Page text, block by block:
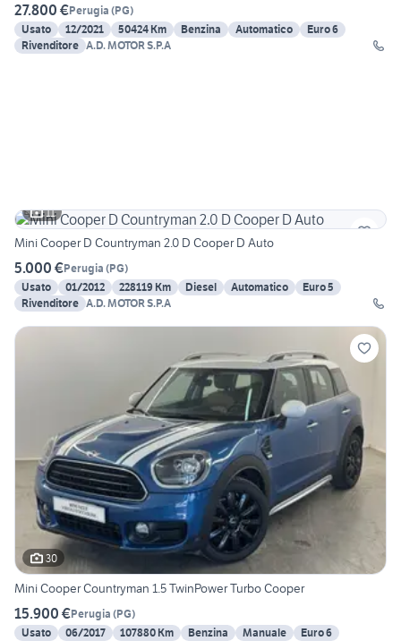
27.800 €Perugia (PG)
Usato
12/2021 50424 Km Benzina Automatico
Euro 6
Rivenditore A.D. MOTOR S.P.A
11
Mini Cooper D Countryman 2.0 D Cooper D Auto
5.000 €Perugia (PG)
Usato
01/2012 228119 Km Diesel Automatico
Euro 5
Rivenditore A.D. MOTOR S.P.A
30
Mini Cooper Countryman 1.5 TwinPower Turbo Cooper
15.900 €Perugia (PG)
Usato
06/2017 107880 Km Benzina Manuale
Euro 6